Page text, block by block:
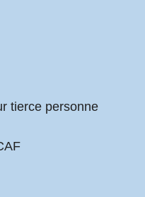
tierce personne